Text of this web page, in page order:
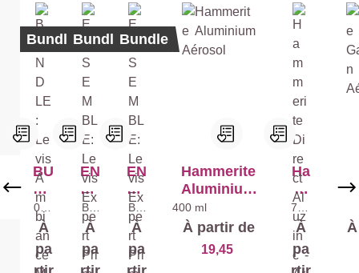
Bundle
BU
ND
LE
:
Le
vis
000
1 -
Bla
nc
2,5
l +
À
pa
Bundle
EN
SE
M
BL
E:
Le
Bla
nc
2,5
l +
2,5
À
pa
Bundle
EN
SE
M
BL
E:
Le
Bla
nc
2,5
l +
2,5
À
pa
Hammerite
Aluminium
Aérosol
400 ml
À partir de
19,45
Ha
m
me
rit
e
Dir
750
ml
À
pa